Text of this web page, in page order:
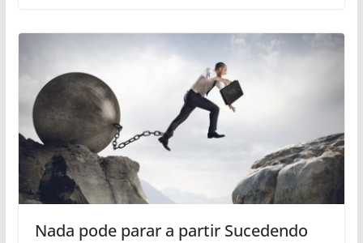
Nada pode parar a partir Sucedendo